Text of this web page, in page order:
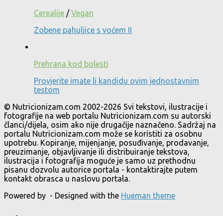
Cerealije /Vegan
Zobene pahuljice s voćem II
Prehrana kod bolesti
Provjerite imate li kandidu ovim jednostavnim
testom
© Nutricionizam.com 2002-2026 Svi tekstovi, ilustracije i
fotografije na web portalu Nutricionizam.com su autorski
članci/dijela, osim ako nije drugačije naznačeno. Sadržaj na
portalu Nutricionizam.com može se koristiti za osobnu
upotrebu. Kopiranje, mijenjanje, posuđivanje, prodavanje,
preuzimanje, objavljivanje ili distribuiranje tekstova,
ilustracija i fotografija moguće je samo uz prethodnu
pisanu dozvolu autorice portala - kontaktirajte putem
kontakt obrasca u naslovu portala.
Powered by - Designed with the Hueman theme